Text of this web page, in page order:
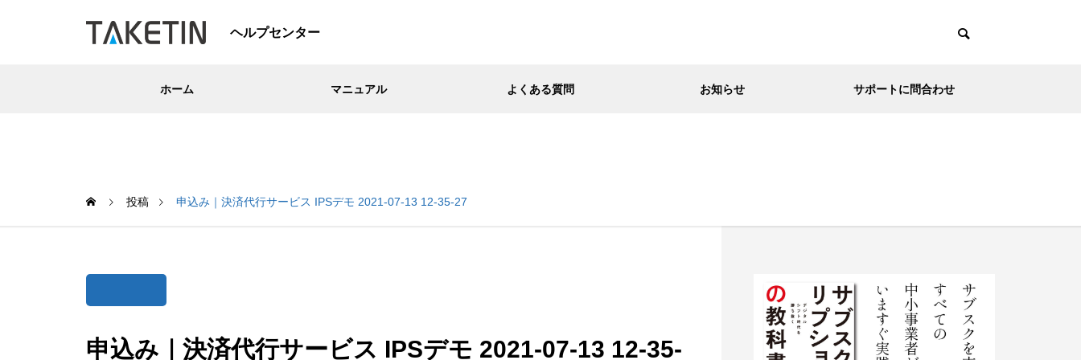
ヘルプセンター
ホーム マニュアル よくある質問 お知らせ サポートに問合わせ
投稿 申込み｜決済代行サービス IPSデモ 2021-07-13 12-35-27
申込み｜決済代行サービス IPSデモ 2021-07-13 12-35-